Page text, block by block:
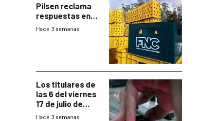
Pilsen reclama
respuestas en
medio de
Hace 3 semanas
Los titulares de
las 6 del viernes
17 de julio de
2026
Hace 3 semanas